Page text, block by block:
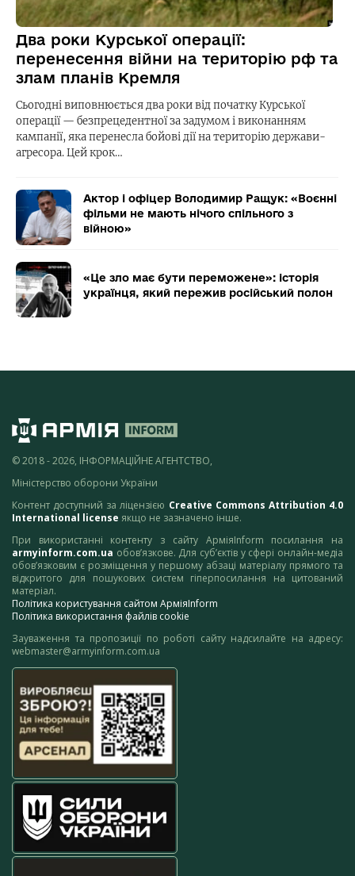
Два роки Курської операції:
перенесення війни на територію рф та
злам планів Кремля
Сьогодні виповнюється два роки від початку Курської
операції — безпрецедентної за задумом і виконанням
кампанії, яка перенесла бойові дії на територію держави-
агресора. Цей крок…
Актор і офіцер Володимир Ращук: «Воєнні
фільми не мають нічого спільного з
війною»
«Це зло має бути переможене»: історія
українця, який пережив російський полон
© 2018 - 2026, ІНФОРМАЦІЙНЕ АГЕНТСТВО,
Міністерство оборони України
Контент доступний за ліцензією Creative Commons Attribution 4.0
International license якщо не зазначено інше.
При використанні контенту з сайту АрміяInform посилання на
armyinform.com.ua обов’язкове. Для суб’єктів у сфері онлайн-медіа
обов’язковим є розміщення у першому абзаці матеріалу прямого та
відкритого для пошукових систем гіперпосилання на цитований
матеріал.
Політика користування сайтом АрміяInform
Політика використання файлів cookie
Зауваження та пропозиції по роботі сайту надсилайте на адресу:
webmaster@armyinform.com.ua